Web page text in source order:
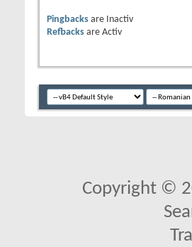
Pingbacks are
Inactiv
Refbacks are Activ
Copyright ©